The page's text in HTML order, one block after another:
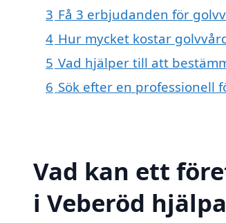
3 Få 3 erbjudanden för
4 Hur mycket kostar
5 Vad hjälper till att
6 Sök efter en professionell
Vad kan ett
i Veberöd